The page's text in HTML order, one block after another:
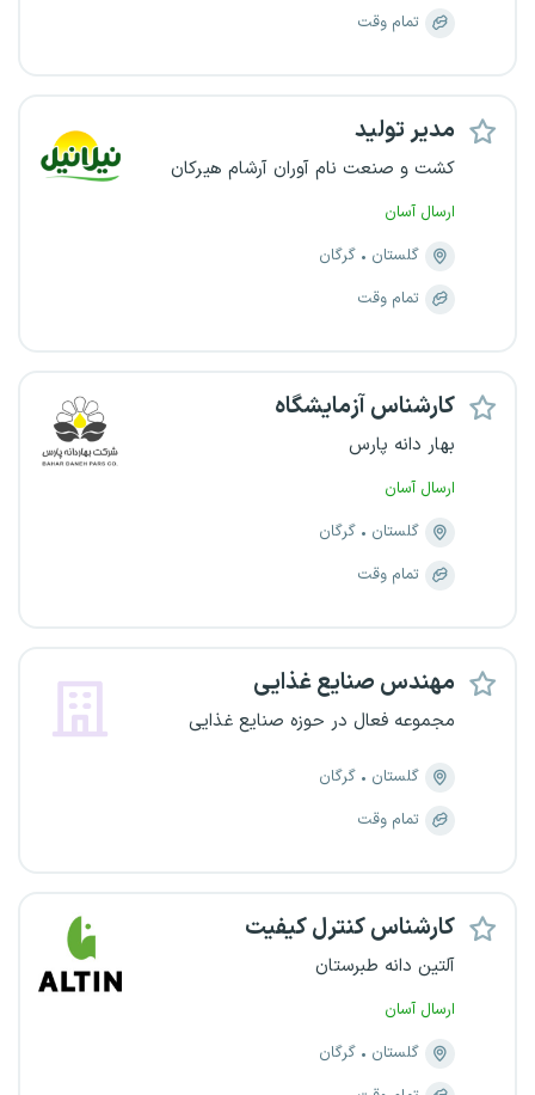
تمام وقت
مدیر تولید
کشت و صنعت نام آوران آرشام هیرکان
ارسال آسان
گلستان
گرگان
تمام وقت
کارشناس آزمایشگاه
بهار دانه پارس
ارسال آسان
گلستان
گرگان
تمام وقت
مهندس صنایع غذایی
مجموعه فعال در حوزه صنایع غذایی
گلستان
گرگان
تمام وقت
کارشناس کنترل کیفیت
آلتین دانه طبرستان
ارسال آسان
گلستان
گرگان